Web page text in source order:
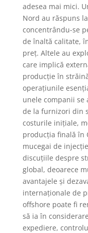
adesea mai mici.
Nord au răspuns
concentrându-se
de înaltă calitate,
preț. Altele au
care implică
producție în
operațiunile
unele companii se
de la furnizori din
costurile inițiale,
producția finală în
mucegai de
discuțiile despre
global, deoarece
avantajele și
internaționale de
offshore poate fi
să ia în
expediere,